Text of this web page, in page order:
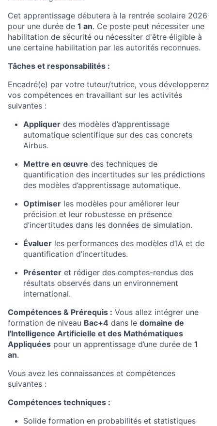
Cet apprentissage débutera à la rentrée scolaire 2026
pour une durée de 1 an. Ce poste peut nécessiter une
habilitation de sécurité ou nécessiter d'être éligible à
une certaine habilitation par les autorités reconnues.
Tâches et responsabilités :
Encadré(e) par votre tuteur/tutrice, vous développerez
vos compétences en travaillant sur les activités
suivantes :
Appliquer des modèles d’apprentissage
automatique scientifique sur des cas concrets
Airbus.
Mettre en œuvre des techniques de
quantification des incertitudes sur les prédictions
des modèles d’apprentissage automatique.
Optimiser les modèles pour améliorer leur
précision et leur robustesse en présence
d’incertitudes dans les données de simulation.
Évaluer les performances des modèles d’IA et de
quantification d’incertitudes.
Présenter et rédiger des comptes-rendus des
résultats observés dans un environnement
international.
Compétences & Prérequis : Vous allez intégrer une
formation de niveau Bac+4 dans le domaine de
l'Intelligence Artificielle et des Mathématiques
Appliquées pour un apprentissage d’une durée de 1
an.
Vous avez les connaissances et compétences
suivantes :
Compétences techniques :
Solide formation en probabilités et statistiques